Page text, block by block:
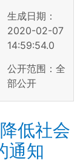
生成日期：
2020-02-07
14:59:54.0
公开范围：全
部公开
低社会
通知